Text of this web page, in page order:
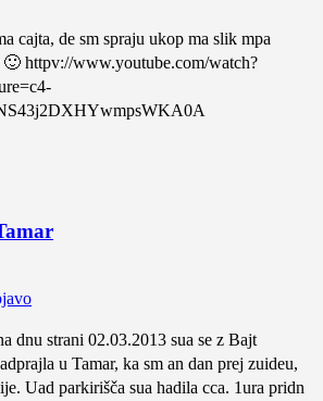
cajta, de sm spraju ukop ma slik mpa
httpv://www.youtube.com/watch?
dnu strani 02.03.2013 sua se z Bajt
u Tamar, ka sm an dan prej zuideu,
Uad parkirišča sua hadila cca. 1ura pridn